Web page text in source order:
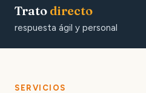
Trato directo
respuesta ágil y personal
SERVICIOS